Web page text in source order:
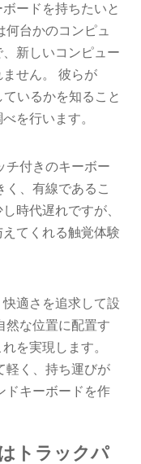
ードを持ちたいと
台かのコンピュ
新しいコンピュー
せん。 彼らが
いるかを知ること
を行います。
チ付きのキーボー
く、有線であるこ
時代遅れですが、
てくれる触覚体験
適さを追求して設
然な位置に配置す
を実現します。
軽く、持ち運びが
ドキーボードを作
トラックパ